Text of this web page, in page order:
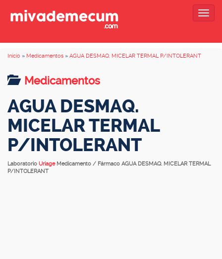
Inicio » Medicamentos » AGUA DESMAQ. MICELAR TERMAL P/INTOLERANT
Medicamentos
AGUA DESMAQ.
MICELAR TERMAL
P/INTOLERANT
Laboratorio Uriage Medicamento / Fármaco AGUA DESMAQ. MICELAR TERMAL
P/INTOLERANT